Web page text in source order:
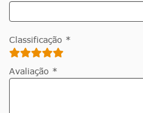
Classificação *
Avaliação *